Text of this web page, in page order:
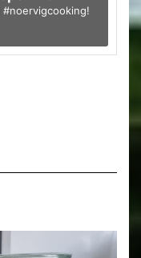
#noervigcooking!